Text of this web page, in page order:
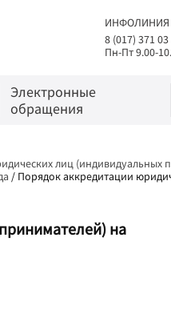
ИНФОЛИНИЯ
8 (017) 371 03
Пн-Пт 9.00-
Электронные
обращения
лиц (индивидуальных
/ Порядок аккредитации
на